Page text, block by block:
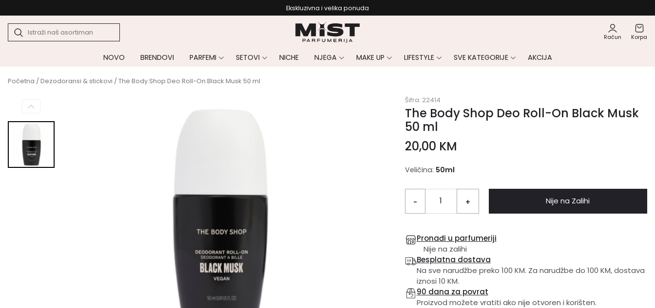
Ekskluzivna i velika ponuda
Račun Korpa
NOVO BRENDOVI PARFEMI SETOVI NICHE NJEGA MAKE UP LIFESTYLE SVE KATEGORIJE AKCIJA
Početna /Dezodoransi & stickovi / The Body Shop Deo Roll-On Black Musk 50 ml
Šifra: 22414
The Body Shop Deo Roll-On Black Musk
50 ml
20,00 KM
Veličina: 50ml
- + Nije na Zalihi
Pronađi u parfumeriji
Nije na zalihi
Besplatna dostava
Na sve narudžbe preko 100 KM. Za narudžbe do 100 KM, dostava
iznosi 10 KM.
90 dana za povrat
Proizvod možete vratiti ako nije otvoren i korišten.